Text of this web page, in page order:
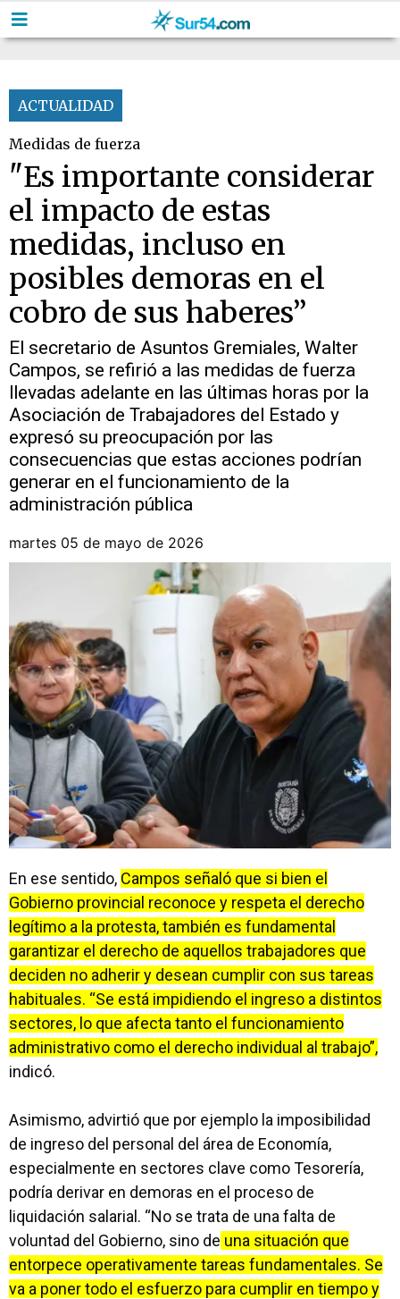
ACTUALIDAD
Medidas de fuerza
"Es importante considerar
el impacto de estas
medidas, incluso en
posibles demoras en el
cobro de sus haberes”
El secretario de Asuntos Gremiales, Walter
Campos, se refirió a las medidas de fuerza
llevadas adelante en las últimas horas por la
Asociación de Trabajadores del Estado y
expresó su preocupación por las
consecuencias que estas acciones podrían
generar en el funcionamiento de la
administración pública
martes 05 de mayo de 2026
En ese sentido, Campos señaló que si bien el
Gobierno provincial reconoce y respeta el derecho
legítimo a la protesta, también es fundamental
garantizar el derecho de aquellos trabajadores que
deciden no adherir y desean cumplir con sus tareas
habituales. “Se está impidiendo el ingreso a distintos
sectores, lo que afecta tanto el funcionamiento
administrativo como el derecho individual al trabajo”,
indicó.
Asimismo, advirtió que por ejemplo la imposibilidad
de ingreso del personal del área de Economía,
especialmente en sectores clave como Tesorería,
podría derivar en demoras en el proceso de
liquidación salarial. “No se trata de una falta de
voluntad del Gobierno, sino de una situación que
entorpece operativamente tareas fundamentales. Se
va a poner todo el esfuerzo para cumplir en tiempo y